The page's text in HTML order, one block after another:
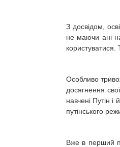
З досвідом,
не маючи ані
користуватися.
Особливо
досягнення
навчені Путін
путінського
Вже в перший